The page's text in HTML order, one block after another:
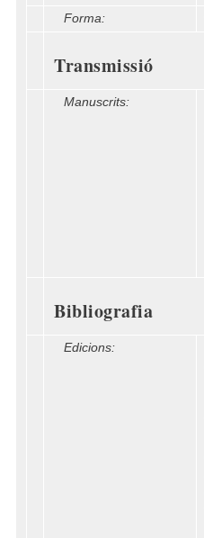
Forma:
Transmissió
Manuscrits:
Bibliografia
Edicions: